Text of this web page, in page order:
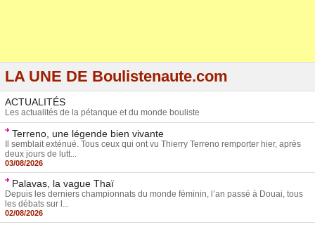
LA UNE DE Boulistenaute.com
ACTUALITÉS
Les actualités de la pétanque et du monde bouliste
Terreno, une légende bien vivante
Il semblait exténué. Tous ceux qui ont vu Thierry Terreno remporter hier, après
deux jours de lutt...
03/08/2026
Palavas, la vague Thaï
Depuis les derniers championnats du monde féminin, l’an passé à Douai, tous
les débats sur l...
02/08/2026